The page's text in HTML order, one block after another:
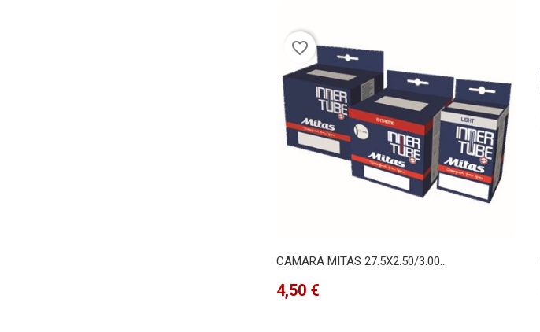
favorite_border
CAMARA MITAS 27.5X2.50/3.00...
Precio
4,50 €